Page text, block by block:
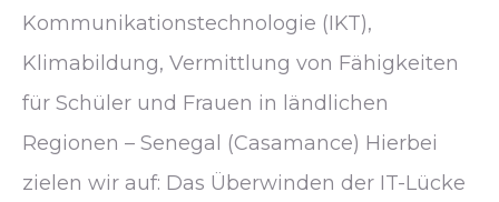
Kommunikationstechnologie (IKT),
Klimabildung, Vermittlung von Fähigkeiten
für Schüler und Frauen in ländlichen
Regionen – Senegal (Casamance) Hierbei
zielen wir auf: Das Überwinden der IT-Lücke